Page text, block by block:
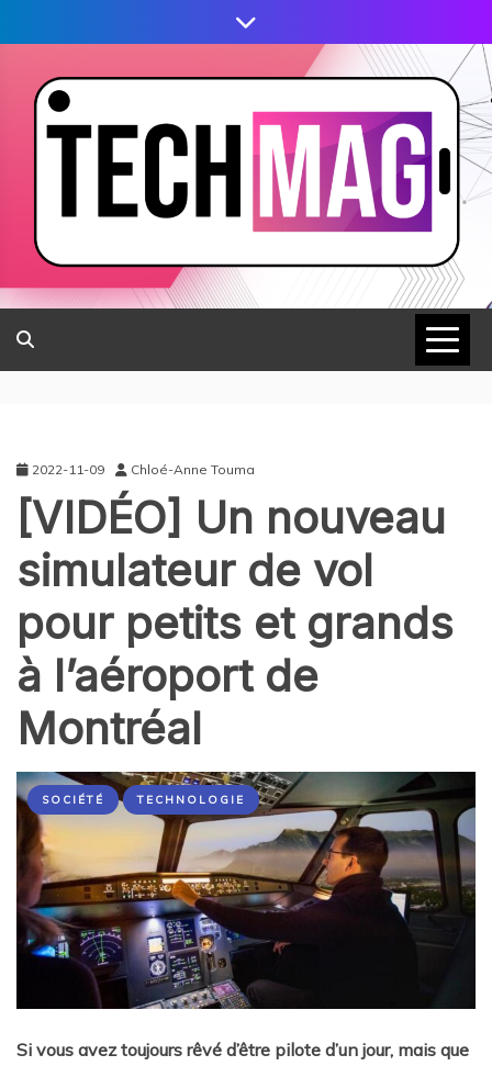
2022-11-09 Chloé-Anne Touma
[VIDÉO] Un nouveau
simulateur de vol
pour petits et grands
à l’aéroport de
Montréal
SOCIÉTÉ TECHNOLOGIE
Si vous avez toujours rêvé d’être pilote d’un jour, mais que